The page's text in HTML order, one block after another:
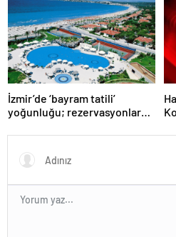
İzmir’de ‘bayram tatili’
yoğunluğu; rezervasyonlar